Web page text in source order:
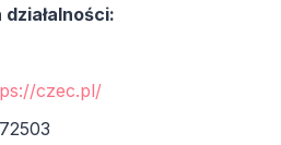
czec.pl/